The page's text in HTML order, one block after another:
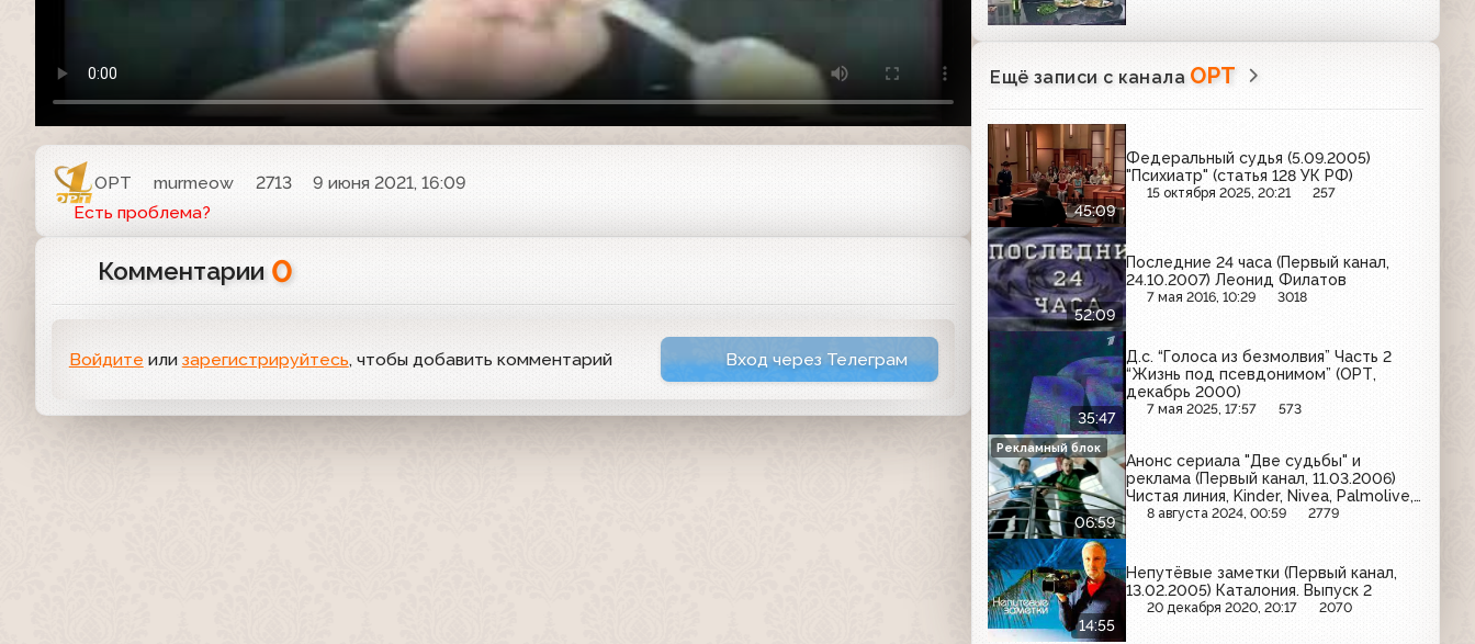
ОРТ murmeow 2713
9 июня 2021, 16:09
Есть проблема?
Комментарии 0
Войдите или зарегистрируйтесь, чтобы добавить комментарий Вход через Телеграм
Ещё записи с канала ОРТ
45:09
Федеральный судья (5.09.2005)
"Психиатр" (статья 128 УК РФ)
15 октября 2025, 20:21 257
52:09
Последние 24 часа (Первый канал,
24.10.2007) Леонид Филатов
7 мая 2016, 10:29 3018
35:47
Д.с. “Голоса из безмолвия” Часть 2
“Жизнь под псевдонимом” (ОРТ,
декабрь 2000)
7 мая 2025, 17:57 573
06:59
Анонс сериала "Две судьбы" и
реклама (Первый канал, 11.03.2006)
Чистая линия, Kinder, Nivea, Palmolive,
BonAqua, Braun, Гастал, Сибирская
Burn
8 августа 2024, 00:59 2779
Рекламный блок
14:55
Непутёвые заметки (Первый канал,
13.02.2005) Каталония. Выпуск 2
20 декабря 2020, 20:17 2070